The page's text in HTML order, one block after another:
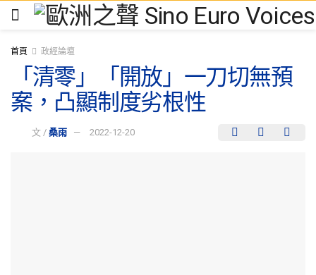
首頁 政經論壇
「清零」「開放」一刀切無預
案，凸顯制度劣根性
文 / 桑雨 2022-12-20